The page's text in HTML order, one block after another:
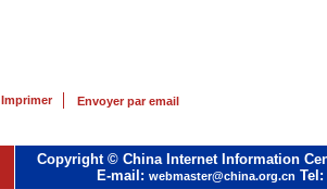
Imprimer Envoyer par email
Copyright © China Internet Information
E-mail: webmaster@china.org.cn Tel: